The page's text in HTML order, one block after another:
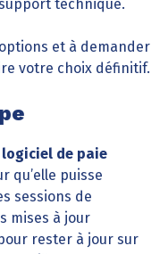
technique.
et à demander
votre choix définitif.
logiciel de paie
qu’elle puisse
sessions de
mises à jour
rester à jour sur